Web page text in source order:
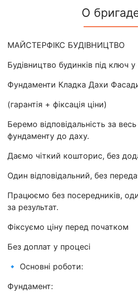
О
МАЙСТЕРФІКС БУДІВНИЦТВО
Будівництво будинків під ключ у
Фундаменти Кладка Дахи
(гарантія + фіксація ціни)
Беремо відповідальність за
фундаменту до даху.
Даємо чіткий кошторис, без
Один відповідальний, без
Працюємо без посередників,
за результат.
Фіксуємо ціну перед початком
Без доплат у процесі
🔹 Основні роботи:
Фундамент: